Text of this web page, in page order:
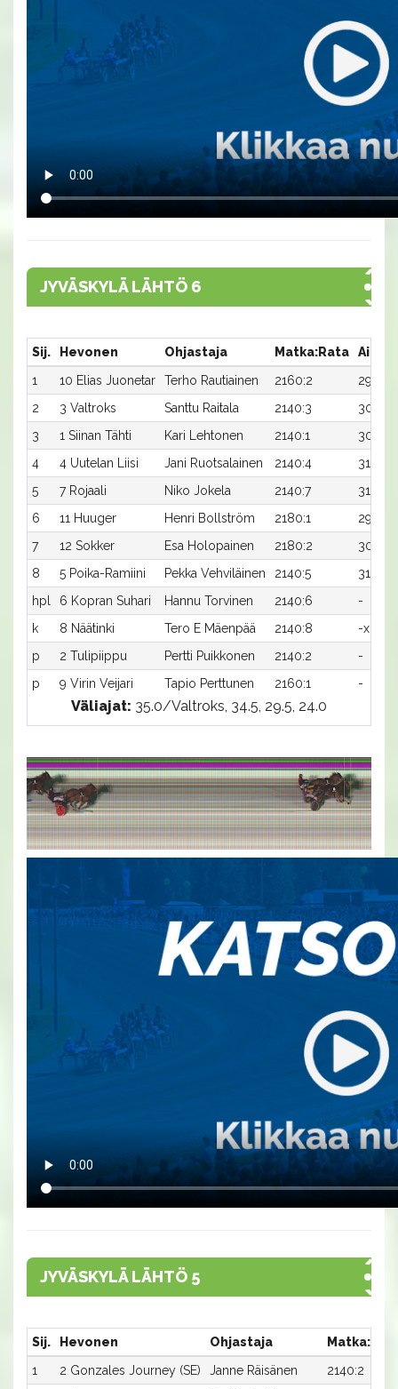
JYVÄSKYLÄ LÄHTÖ 6
Sij. Hevonen Ohjastaja Matka:Rata Aika
1
10 Elias Juonetar Terho Rautiainen 2160:2 29,3
2
3 Valtroks Santtu Raitala 2140:3 30,1
3
1 Siinan Tähti Kari Lehtonen 2140:1 30,8
4
4 Uutelan Liisi Jani Ruotsalainen 2140:4 31,0
5
7 Rojaali Niko Jokela 2140:7 31,1
6
11 Huuger Henri Bollström 2180:1 29,4
7
12 Sokker Esa Holopainen 2180:2 30,2
8
5 Poika-Ramiini Pekka Vehviläinen 2140:5 31,9x
hpl
6 Kopran Suhari Hannu Torvinen 2140:6 -
k
8 Näätinki Tero E Mäenpää 2140:8 -x
p
2 Tulipiippu Pertti Puikkonen 2140:2 -
p
9 Virin Veijari Tapio Perttunen 2160:1 -
Väliajat: 35.0/Valtroks, 34.5, 29.5, 24.0
JYVÄSKYLÄ LÄHTÖ 5
Sij. Hevonen Ohjastaja
1
2 Gonzales Journey (SE) Janne Räisänen
2140:2